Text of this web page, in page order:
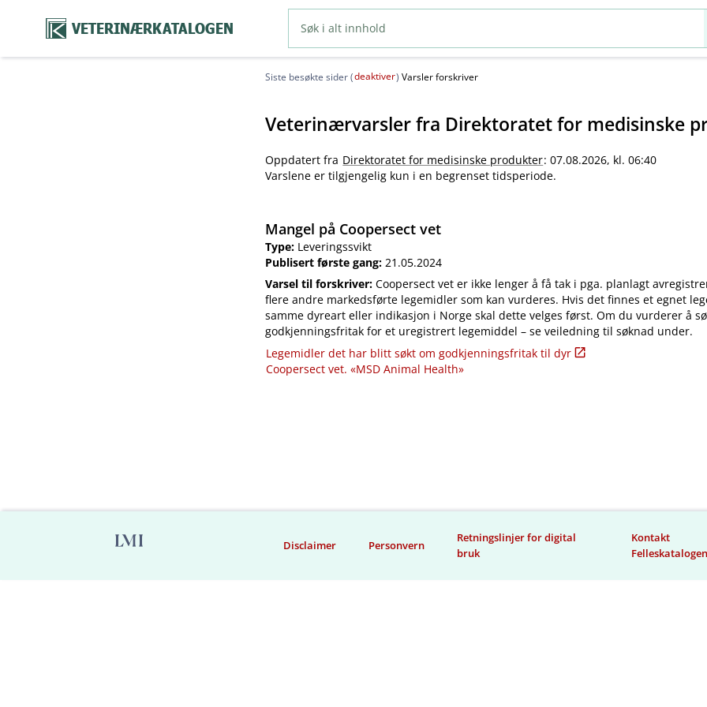
VETERINÆRKATALOGEN
Siste besøkte sider (deaktiver) Varsler forskriver
Veterinærvarsler fra Direktoratet for medisinske
Oppdatert fra Direktoratet for medisinske produkter: 07.08.2026, kl. 06:40
Varslene er tilgjengelig kun i en begrenset tidsperiode.
Mangel på Coopersect vet
Type: Leveringssvikt
Publisert første gang:21.05.2024
Varsel til forskriver:Coopersect vet er ikke lenger å få tak i pga. planlagt
flere andre markedsførte legemidler som kan vurderes. Hvis det finnes et egnet
samme dyreart eller indikasjon i Norge skal dette velges først. Om du vurderer å
godkjenningsfritak for et uregistrert legemiddel – se veiledning til søknad under.
Legemidler det har blitt søkt om godkjenningsfritak til dyr
Coopersect vet. «MSD Animal Health»
Disclaimer Personvern
Retningslinjer for digital
bruk
Kontakt
Felleskatalogen